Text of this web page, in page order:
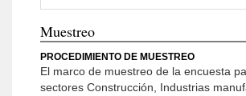
Muestreo
PROCEDIMIENTO DE MUESTREO
El marco de muestreo de la encuesta
sectores Construcción, Industrias